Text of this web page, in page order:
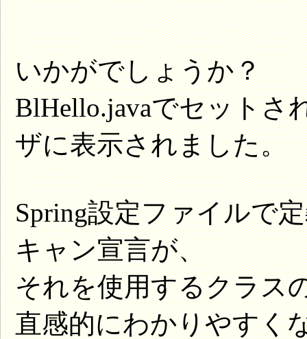
いかがでしょうか？
BlHello.javaでセットさ
ザに表示されました。
Spring設定ファイルで
キャン宣言が、
それを使用するクラス
直感的にわかりやすく